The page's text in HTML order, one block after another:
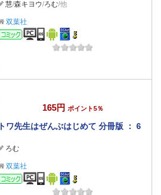
慧/森キヨウ/ろむ/他
双葉社
コミック
165円 ポイント5％
トワ先生はぜんぶはじめて 分冊版 ： 6
ろむ
双葉社
コミック